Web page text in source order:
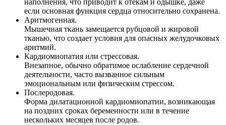
наполнения, что приводит к отекам и одышке, даже
если основная функция сердца относительно сохранена.
Аритмогенная.
Мышечная ткань замещается рубцовой и жировой
тканью, что создает условия для опасных желудочковых
аритмий.
Кардиомиопатия или стрессовая.
Внезапное, обычно обратимое ослабление сердечной
деятельности, часто вызванное сильным
эмоциональным или физическим стрессом.
Послеродовая.
Форма дилатационной кардиомиопатии, возникающая
на поздних сроках беременности или в течение
нескольких месяцев после родов.